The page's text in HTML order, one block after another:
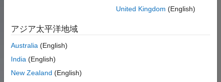
パネルナビゲーション
United Kingdom (English)
アジア太平洋地域
Australia (English)
India (English)
New Zealand (English)